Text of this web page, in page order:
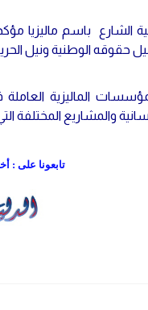
الشارع باسم ماليزيا
حقوقه الوطنية ونيل
الماليزية
والمشاريع
تابعونا على :